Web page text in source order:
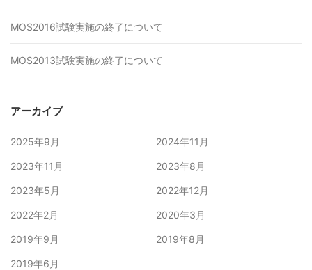
MOS2016試験実施の終了について
MOS2013試験実施の終了について
アーカイブ
2025年9月 2024年11月
2023年11月 2023年8月
2023年5月 2022年12月
2022年2月 2020年3月
2019年9月 2019年8月
2019年6月